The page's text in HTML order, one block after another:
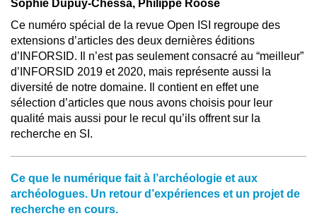
Sophie Dupuy-Chessa, Philippe Roose
Ce numéro spécial de la revue Open ISI regroupe des
extensions d’articles des deux dernières éditions
d’INFORSID. Il n’est pas seulement consacré au “meilleur”
d’INFORSID 2019 et 2020, mais représente aussi la
diversité de notre domaine. Il contient en effet une
sélection d’articles que nous avons choisis pour leur
qualité mais aussi pour le recul qu’ils offrent sur la
recherche en SI.
Ce que le numérique fait à l’archéologie et aux
archéologues. Un retour d’expériences et un projet de
recherche en cours.